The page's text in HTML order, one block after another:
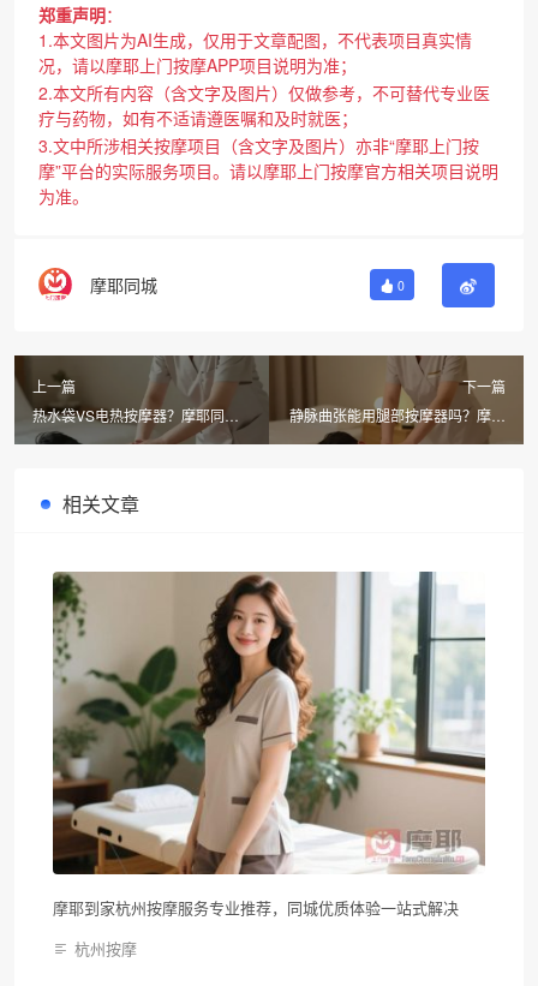
郑重声明：
1.本文图片为AI生成，仅用于文章配图，不代表项目真实情
况，请以摩耶上门按摩APP项目说明为准；
2.本文所有内容（含文字及图片）仅做参考，不可替代专业医
疗与药物，如有不适请遵医嘱和及时就医；
3.文中所涉相关按摩项目（含文字及图片）亦非“摩耶上门按
摩”平台的实际服务项目。请以摩耶上门按摩官方相关项目说明
为准。
摩耶同城 0
上一篇
热水袋VS电热按摩器？摩耶同城
上门按摩揭秘腰部更舒服的解法
下一篇
静脉曲张能用腿部按摩器吗？摩耶
同城上门按摩专家揭秘风险与正确
相关文章
摩耶到家杭州按摩服务专业推荐，同城优质体验一站式解决
杭州按摩